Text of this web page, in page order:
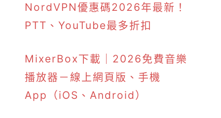
NordVPN優惠碼2026年最新！
PTT、YouTube最多折扣
MixerBox下載｜2026免費音樂
播放器－線上網頁版、手機
App（iOS、Android）